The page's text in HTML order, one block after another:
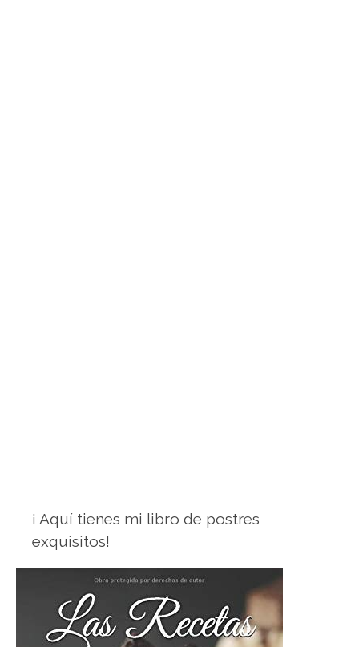
¡ Aquí tienes mi libro de postres
exquisitos!